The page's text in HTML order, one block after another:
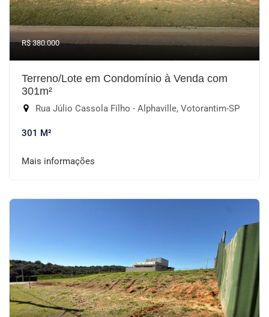
R$ 380.000
Terreno/Lote em Condomínio à Venda com
301m²
Rua Júlio Cassola Filho - Alphaville, Votorantim-SP
301 M²
Mais informações